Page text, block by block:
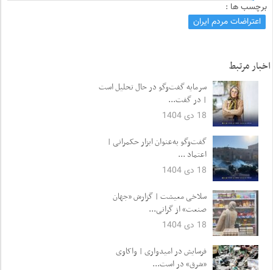
برچسب ها :
اعتراضات مردم ایران
اخبار مرتبط
سرمایه گفت‌وگو در حال تحلیل است
| در گفت...
18 دی 1404
گفت‌وگو به‌عنوان ابزار حکمرانی |
اعتماد ...
18 دی 1404
سلاخی معیشت | گزارش «جهان
صنعت» از گرانی...
18 دی 1404
فرسایش در امیدواری | واکاوی
«شرق» در است...